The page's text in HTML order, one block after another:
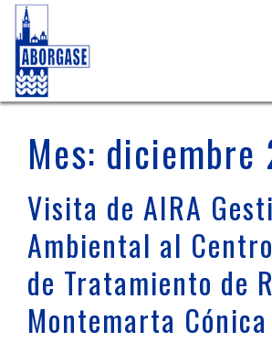
Mes: diciembre
Visita de AIRA
Ambiental al
de Tratamiento de
Montemarta Cónica